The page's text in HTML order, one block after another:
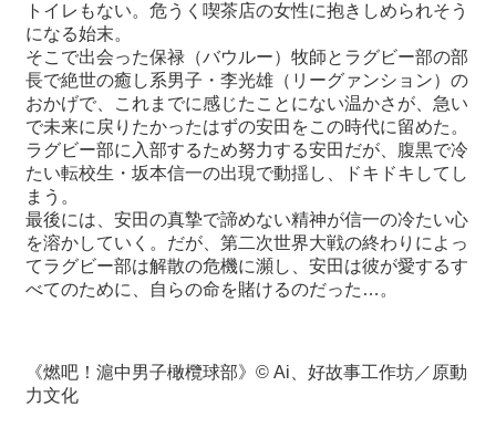
最
新
情
報
と
申
込
過
去
行
湾
トイレもない。危うく喫茶店の女性に抱きしめられそう
になる始末。
そこで出会った保禄（バウルー）牧師とラグビー部の部
長で絶世の癒し系男子・李光雄（リーグァンション）の
おかげで、これまでに感じたことにない温かさが、急い
で未来に戻りたかったはずの安田をこの時代に留めた。
ラグビー部に入部するため努力する安田だが、腹黒で冷
たい転校生・坂本信⼀の出現で動揺し、ドキドキしてし
まう。
最後には、安田の真摯で諦めない精神が信⼀の冷たい心
を溶かしていく。だが、第二次世界大戦の終わりによっ
てラグビー部は解散の危機に瀕し、安田は彼が愛するす
べてのために、自らの命を賭けるのだった…。
《燃吧！滬中男子橄欖球部》© Ai、好故事工作坊／原動
力文化